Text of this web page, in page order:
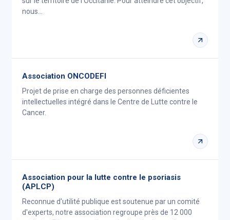
nous…
Association ONCODEFI
Projet de prise en charge des personnes déficientes
intellectuelles intégré dans le Centre de Lutte contre le
Cancer.
Association pour la lutte contre le psoriasis
(APLCP)
Reconnue d'utilité publique est soutenue par un comité
d'experts, notre association regroupe près de 12 000